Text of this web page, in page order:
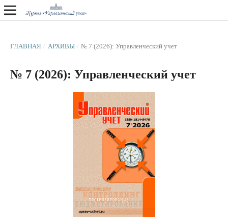
ГЛАВНАЯ / АРХИВЫ / № 7 (2026): Управленческий учет
№ 7 (2026): Управленческий учет